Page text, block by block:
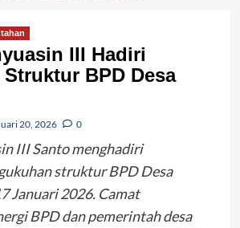
III Hadiri
BPD Desa
20, 2026 0
III Santo menghadiri
struktur BPD Desa
Januari 2026. Camat
BPD dan pemerintah desa